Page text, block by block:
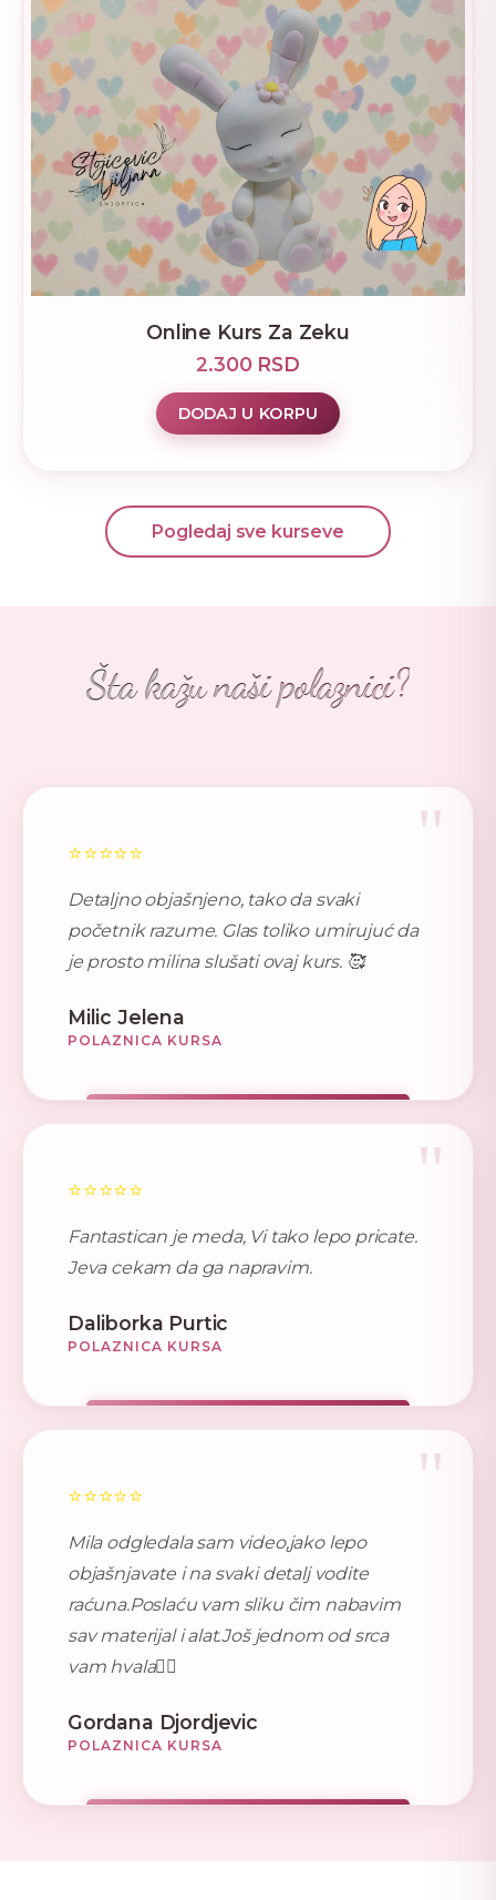
Online Kurs Za Zeku
2.300 RSD
DODAJ U KORPU
Pogledaj sve kurseve
Šta kažu naši polaznici?
"
⭐⭐⭐⭐⭐
Detaljno objašnjeno, tako da svaki
početnik razume. Glas toliko umirujuć da
je prosto milina slušati ovaj kurs. 🥰
Milic Jelena
POLAZNICA KURSA
"
⭐⭐⭐⭐⭐
Fantastican je meda, Vi tako lepo pricate.
Jeva cekam da ga napravim.
Daliborka Purtic
POLAZNICA KURSA
"
⭐⭐⭐⭐⭐
Mila odgledala sam video,jako lepo
objašnjavate i na svaki detalj vodite
raćuna.Poslaću vam sliku čim nabavim
sav materijal i alat.Još jednom od srca
vam hvala🙋‍♀️
Gordana Djordjevic
POLAZNICA KURSA